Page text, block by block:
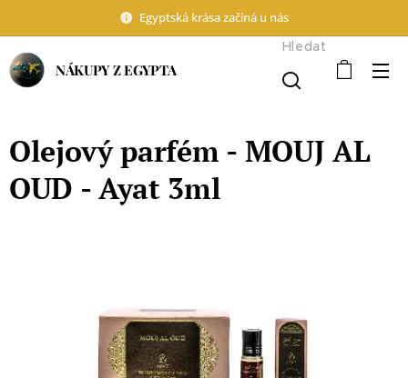
Egyptská krása začíná u nás
NÁKUPY Z EGYPTA
Hledat
Olejový parfém - MOUJ AL
OUD - Ayat 3ml